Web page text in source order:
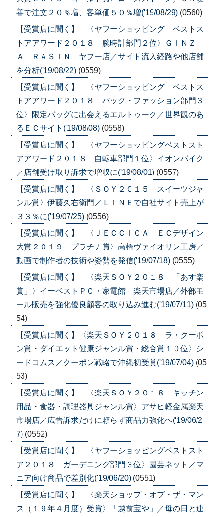
善で注文２０％増、客単価５０％増('19/08/29) (0560)
【受賞店に聞く】 〈ヤフーショッピング ベストス
トアアワード２０１８ 腕時計部門２位〉ＧＩＮＺ
Ａ ＲＡＳＩＮ ヤフー店／サイト流入経路や他店舗
を分析('19/08/22) (0559)
【受賞店に聞く】 〈ヤフーショッピング ベストス
トアアワード２０１８ バッグ・ファッション部門３
位〉限定バッグに出会えるエルトゥーク／世界観のあ
るＥＣサイト('19/08/08) (0558)
【受賞店に聞く】 〈ヤフーショッピングベストスト
アアワード２０１８ 自転車部門１位〉イオンバイク
／店舗受け取り訴求で増収に('19/08/01) (0557)
【受賞店に聞く】 〈ＳＯＹ２０１５ スイーツジャ
ンル賞〉伊藤久右衛門／ＬＩＮＥで自社サイト売上が
３３％に('19/07/25) (0556)
【受賞店に聞く】 〈ＪＥＣＣＩＣＡ ＥＣデザイン
大賞２０１９ プラチナ賞〉高橋ヴァイオリン工房／
動画で制作者の技術や姿勢を発信('19/07/18) (0555)
【受賞店に聞く】 〈楽天ＳＯＹ２０１８ 「あす楽
賞」〉イーベストＰＣ・家電館 楽天市場店／外部モ
ール販売を強化優良顧客の取り込み進む('19/07/11) (05
54)
【受賞店に聞く】〈楽天ＳＯＹ２０１８ ラ・クーポ
ン賞・ダイエット健康ジャンル賞・総合賞１０位〉シ
ードコムス／クーポン戦略で沖縄初受賞('19/07/04) (05
53)
【受賞店に聞く】 〈楽天ＳＯＹ２０１８ キッチン
用品・食器・調理器具ジャンル賞〉アサヒ軽金属楽天
市場店／広告訴求だけに頼らず商品力強化へ('19/06/2
7) (0552)
【受賞店に聞く】 〈ヤフーショッピングベストスト
ア２０１８ ガーデニング部門３位〉園芸ネット／マ
ニア向け商品で差別化('19/06/20) (0551)
【受賞店に聞く】 〈楽天ショップ・オブ・ザ・マン
ス（１９年４月度）受賞〉「越前宝や」／母の日と連